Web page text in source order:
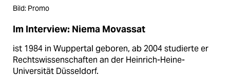
Bild: Promo
Im Interview: Niema Movassat
ist 1984 in Wuppertal geboren, ab 2004 studierte er
Rechtswissenschaften an der Heinrich-Heine-
Universität Düsseldorf.